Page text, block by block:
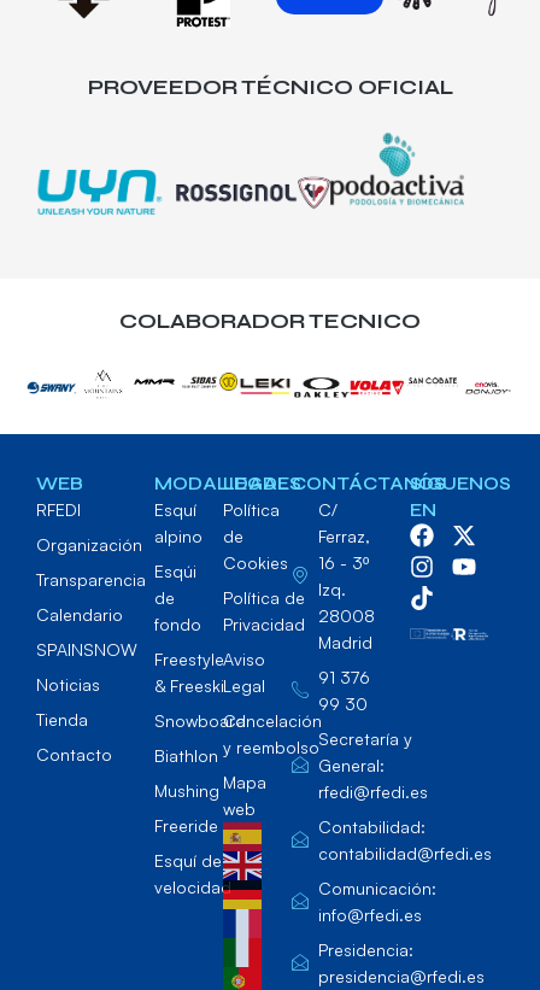
PROVEEDOR TÉCNICO OFICIAL
COLABORADOR TECNICO
WEB
RFEDI
Organización
Transparencia
Calendario
SPAINSNOW
Noticias
Tienda
Contacto
MODALIDADES
Esquí
alpino
Esqúi
de
fondo
Freestyle
& Freeski
Snowboard
Biathlon
Mushing
Freeride
Esquí de
velocidad
LEGAL
Política
de
Cookies
Política de
Privacidad
Aviso
Legal
Cancelación
y reembolso
Mapa
web
CONTÁCTANOS
C/
Ferraz,
16 - 3º
Izq.
28008
Madrid
91 376
99 30
Secretaría y
General:
rfedi@rfedi.es
Contabilidad:
contabilidad@rfedi.es
Comunicación:
info@rfedi.es
Presidencia:
presidencia@rfedi.es
SÍGUENOS
EN